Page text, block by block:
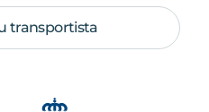
transportista